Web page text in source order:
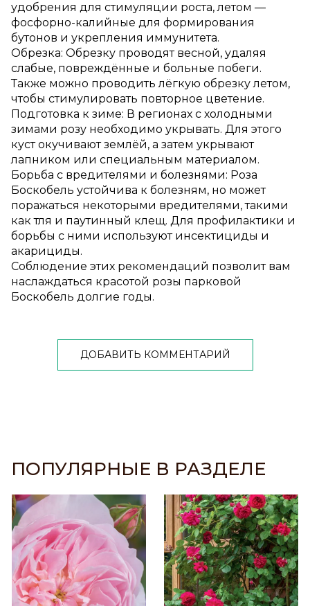
удобрения для стимуляции роста, летом —
фосфорно-калийные для формирования
бутонов и укрепления иммунитета.
Обрезка: Обрезку проводят весной, удаляя
слабые, повреждённые и больные побеги.
Также можно проводить лёгкую обрезку летом,
чтобы стимулировать повторное цветение.
Подготовка к зиме: В регионах с холодными
зимами розу необходимо укрывать. Для этого
куст окучивают землёй, а затем укрывают
лапником или специальным материалом.
Борьба с вредителями и болезнями: Роза
Боскобель устойчива к болезням, но может
поражаться некоторыми вредителями, такими
как тля и паутинный клещ. Для профилактики и
борьбы с ними используют инсектициды и
акарициды.
Соблюдение этих рекомендаций позволит вам
наслаждаться красотой розы парковой
Боскобель долгие годы.
ДОБАВИТЬ КОММЕНТАРИЙ
ПОПУЛЯРНЫЕ В РАЗДЕЛЕ